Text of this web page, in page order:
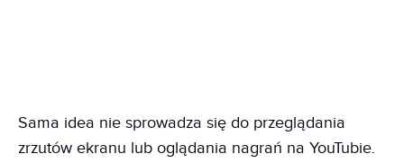
Sama idea nie sprowadza się do przeglądania
zrzutów ekranu lub oglądania nagrań na YouTubie.